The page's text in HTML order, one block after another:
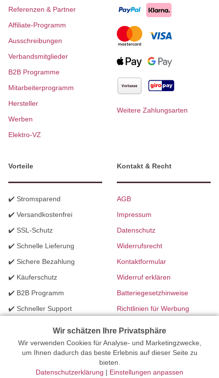
Referenzen & Partner
Affiliate-Programm
Ausschreibungen
Verbandsmitglieder
B2B Programme
Mitarbeiterprogramm
Hersteller
Werben
Elektro-VZ
Weitere Zahlungsarten
Vorteile
✔️ Stromsparend
✔️ Versandkostenfrei
✔️ SSL-Schutz
✔️ Schnelle Lieferung
✔️ Sichere Bezahlung
✔️ Käuferschutz
✔️ B2B Programm
✔️ Schneller Support
Kontakt & Recht
AGB
Impressum
Datenschutz
Widerrufsrecht
Kontaktformular
Widerruf erklären
Batteriegesetzhinweise
Richtlinien für Werbung
Ihr Onlinefachhandel für Beleuchtung seit 2012 | Erstellt mit
peleides.io
Wir schätzen Ihre Privatsphäre
Wir verwenden Cookies für Analyse- und Marketingzwecke,
um Ihnen dadurch das beste Erlebnis auf dieser Seite zu
bieten.
Datenschutzerklärung | Einstellungen anpassen